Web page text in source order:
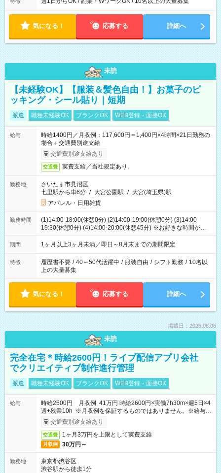
気になる！ 応募する 詳細へ
未読
【未経験OK】【服装＆髪色自由！】お菓子のピ
ッキング・シール貼り｜短期
派遣 職種未経験OK ブランクOK WEB登録・面接OK
給与
時給1400円／月収例：117,600円＝1,400円×4時間×21日勤務の
場合＋交通費別途支給
交通費別途支給あり
交通費 実費支給／当社規定あり。
勤務地
さいたま市見沼区
七里駅から車6分 / 大宮公園駅 / 大宮(埼玉県)駅
アパレル・日用雑貨
勤務時間
(1)14:00-18:00(休憩0分) (2)14:00-19:00(休憩0分) (3)14:00-
19:30(休憩0分) (4)14:00-20:00(休憩45分) ※お好きな時間が選べ
ます
期間 1ヶ月以上3ヶ月未満／即日～8月末までの期間限定
特徴 履歴書不要 / 40～50代活躍中 / 服装自由 / シフト勤務 / 10名以
上の大量募集
気になる！ 応募する 詳細へ
掲載日：2026.08.06
未読
完全在宅＊時給2600円！ライブ配信アプリ会社
でクリエイティブ制作進行管理
派遣 職種未経験OK ブランクOK WEB登録・面接OK
給与
時給2600円 月収例 41万円 時給2600円×実働7h30m×週5日×4
週+残業10h ※月収例を保証するものではありません。※給与即
受取りサービス利用可（利用条件有）
交通費別途支給あり
交通費 1ヶ月3万円を上限として実費支給
月収例 30万円～
勤務地
東京都渋谷区
渋谷駅から徒歩1分